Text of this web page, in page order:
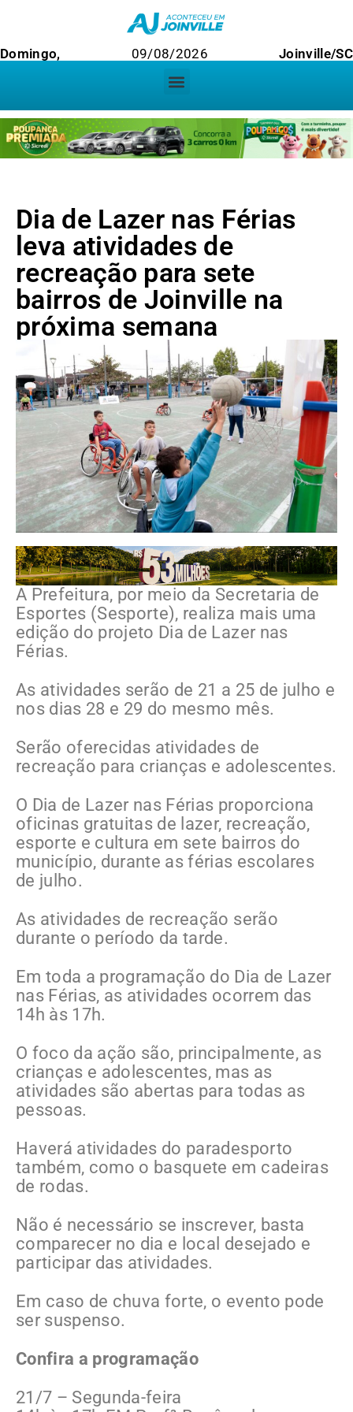
Domingo, 09/08/2026 Joinville/SC
Dia de Lazer nas Férias
leva atividades de
recreação para sete
bairros de Joinville na
próxima semana
A Prefeitura, por meio da Secretaria de
Esportes (Sesporte), realiza mais uma
edição do projeto Dia de Lazer nas
Férias.
As atividades serão de 21 a 25 de julho e
nos dias 28 e 29 do mesmo mês.
Serão oferecidas atividades de
recreação para crianças e adolescentes.
O Dia de Lazer nas Férias proporciona
oficinas gratuitas de lazer, recreação,
esporte e cultura em sete bairros do
município, durante as férias escolares
de julho.
As atividades de recreação serão
durante o período da tarde.
Em toda a programação do Dia de Lazer
nas Férias, as atividades ocorrem das
14h às 17h.
O foco da ação são, principalmente, as
crianças e adolescentes, mas as
atividades são abertas para todas as
pessoas.
Haverá atividades do paradesporto
também, como o basquete em cadeiras
de rodas.
Não é necessário se inscrever, basta
comparecer no dia e local desejado e
participar das atividades.
Em caso de chuva forte, o evento pode
ser suspenso.
Confira a programação
21/7 – Segunda-feira